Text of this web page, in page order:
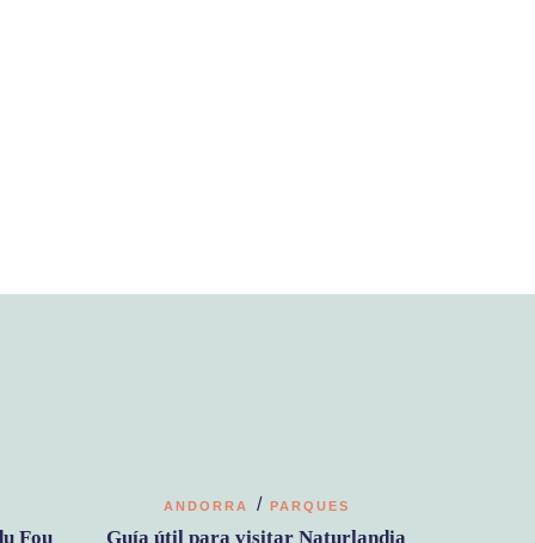
Fou
ANDORRA / PARQUES
Guía útil para visitar Naturlandia